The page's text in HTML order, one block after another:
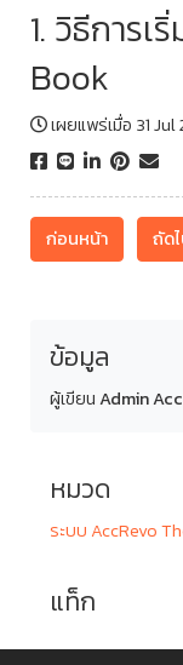
1. วิธีการเ
Book
เผยแพร่เมื่อ 31
ก่อนหน้า ถัด
ข้อมูล
ผู้เขียนAdmin
หมวด
ระบบ AccRevo
แท็ก